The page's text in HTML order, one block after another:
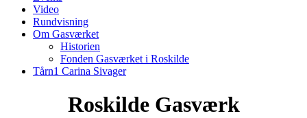
Video
Rundvisning
Om Gasværket
Historien
Fonden Gasværket i Roskilde
Tårn1 Carina Sivager
Roskilde Gasværk